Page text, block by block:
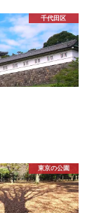
千代田区
東京の公園